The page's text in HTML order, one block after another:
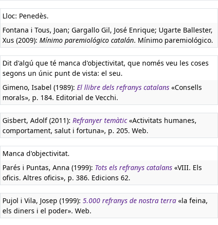
Lloc: Penedès.
Fontana i Tous, Joan; Gargallo Gil, José Enrique; Ugarte Ballester,
Xus (2009): Mínimo paremiológico catalán. Mínimo paremiológico.
Dit d'algú que té manca d'objectivitat, que només veu les coses
segons un únic punt de vista: el seu.
Gimeno, Isabel (1989): El llibre dels refranys catalans «Consells
morals», p. 184. Editorial de Vecchi.
Gisbert, Adolf (2011): Refranyer temàtic«Activitats humanes,
comportament, salut i fortuna», p. 205. Web.
Manca d'objectivitat.
Parés i Puntas, Anna (1999): Tots els refranys catalans «VIII. Els
oficis. Altres oficis», p. 386. Edicions 62.
Pujol i Vila, Josep (1999): 5.000 refranys de nostra terra «la feina,
els diners i el poder». Web.